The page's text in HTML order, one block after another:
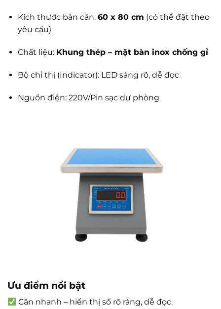
Kích thước bàn cân: 60 x 80 cm (có thể đặt theo
yêu cầu)
Chất liệu: Khung thép – mặt bàn inox chống gỉ
Bộ chỉ thị (Indicator): LED sáng rõ, dễ đọc
Nguồn điện: 220V/Pin sạc dự phòng
Ưu điểm nổi bật
Cân nhanh – hiển thị số rõ ràng, dễ đọc.